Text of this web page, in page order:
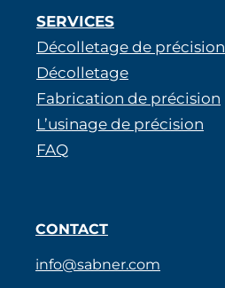
SERVICES
Décolletage de précision
Décolletage
Fabrication de précision
L’usinage de précision
FAQ
CONTACT
info@sabner.com